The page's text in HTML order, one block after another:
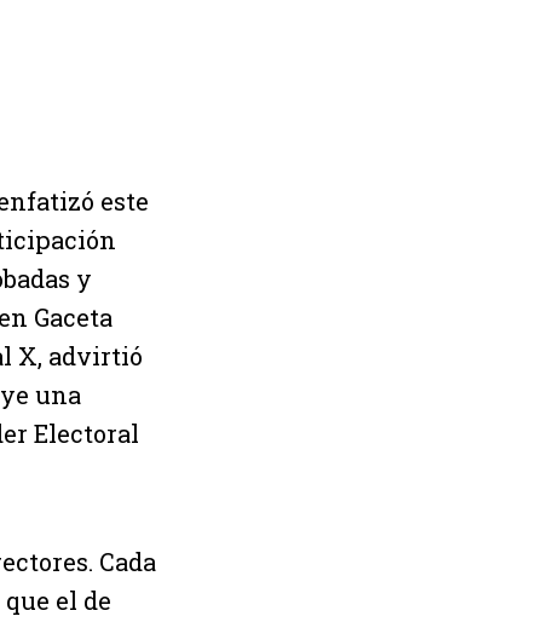
este
y
Gaceta
X, advirtió
una
Electoral
Cada
el de